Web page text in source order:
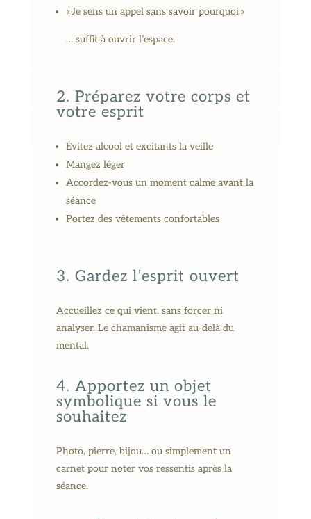
« Je sens un appel sans savoir pourquoi »
… suffit à ouvrir l’espace.
2. Préparez votre corps et
votre esprit
Évitez alcool et excitants la veille
Mangez léger
Accordez-vous un moment calme avant la
séance
Portez des vêtements confortables
3. Gardez l’esprit ouvert
Accueillez ce qui vient, sans forcer ni
analyser. Le chamanisme agit au-delà du
mental.
4. Apportez un objet
symbolique si vous le
souhaitez
Photo, pierre, bijou… ou simplement un
carnet pour noter vos ressentis après la
séance.